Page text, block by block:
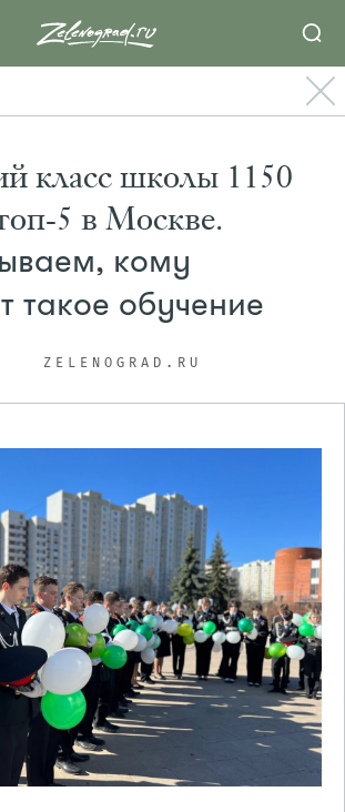
класс школы 1150
5 в Москве.
кому
такое обучение
ZELENOGRAD.RU